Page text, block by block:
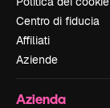
Centro di fiducia
Affiliati
Aziende
Azienda